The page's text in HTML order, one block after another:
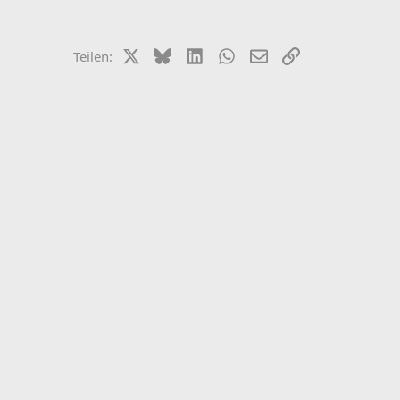
Teilen: X (Twitter)
BlueskyLinkedInWhatsApp
E-MailLink